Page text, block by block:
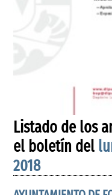
Listado de los
el boletín del
2018